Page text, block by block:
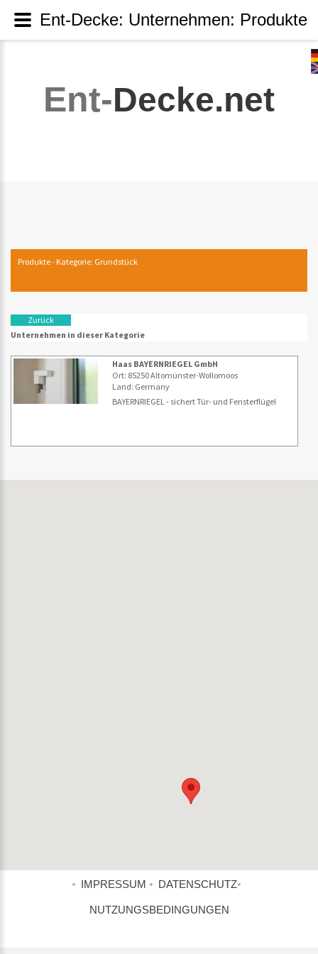
Ent-Decke.net
Produkte - Kategorie: Grundstück
Zurück
Unternehmen in dieser Kategorie
Haas BAYERNRIEGEL GmbH
Ort: 85250 Altomünster-Wollomoos
Land: Germany
BAYERNRIEGEL - sichert Tür- und Fensterflügel
IMPRESSUM DATENSCHUTZ
NUTZUNGSBEDINGUNGEN
Ent-Decke: Unternehmen: Produkte